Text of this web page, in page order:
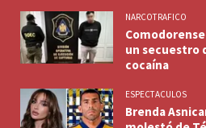
NARCOTRAFICO
un secuestro
cocaína
ESPECTACULOS
Brenda